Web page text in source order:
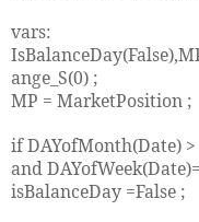
vars:
ange_S(0) ;
MP = MarketPosition ;
if DAYofMonth(Date)
and
isBalanceDay =False ;